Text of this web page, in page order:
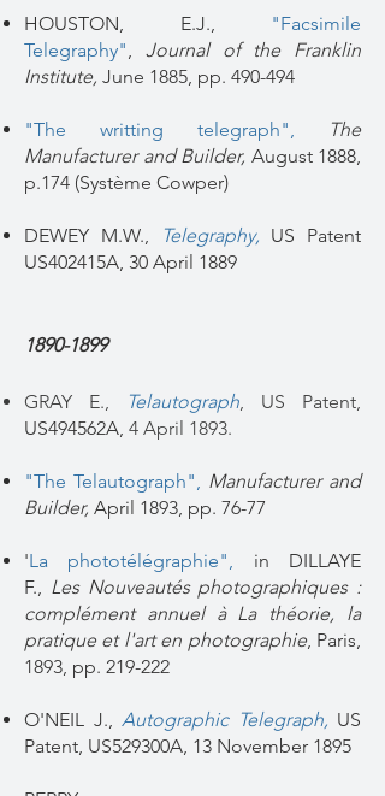
HOUSTON, E.J.,
"Facsimile
Telegraphy",
Journal of the Franklin
Institute, June 1885, pp. 490-494
"The writting telegraph",
The
Manufacturer and Builder, August 1888,
p.174 (Système Cowper)
DEWEY M.W., Telegraphy, US Patent
US402415A, 30 April 1889
1890-1899
GRAY E., Telautograph, US Patent,
US494562A, 4 April 1893.
"The Telautograph", Manufacturer and
Builder, April 1893, pp. 76-77
'La phototélégraphie", in DILLAYE
F., Les Nouveautés photographiques :
complément annuel à La théorie, la
pratique et l'art en photographie, Paris,
1893, pp. 219-222
O'NEIL J., Autographic Telegraph, US
Patent, US529300A, 13 November 1895